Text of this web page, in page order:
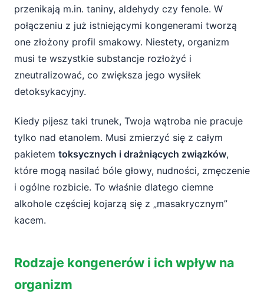
przenikają m.in. taniny, aldehydy czy fenole. W
połączeniu z już istniejącymi kongenerami tworzą
one złożony profil smakowy. Niestety, organizm
musi te wszystkie substancje rozłożyć i
zneutralizować, co zwiększa jego wysiłek
detoksykacyjny.
Kiedy pijesz taki trunek, Twoja wątroba nie pracuje
tylko nad etanolem. Musi zmierzyć się z całym
pakietem toksycznych i drażniących związków,
które mogą nasilać bóle głowy, nudności, zmęczenie
i ogólne rozbicie. To właśnie dlatego ciemne
alkohole częściej kojarzą się z „masakrycznym”
kacem.
Rodzaje kongenerów i ich wpływ na
organizm